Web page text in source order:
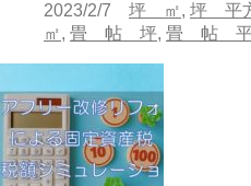
2023/2/7 坪 ㎡, 坪 平
㎡, 畳 帖 坪, 畳 帖 平